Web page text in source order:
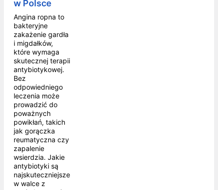
w Polsce
Angina ropna to
bakteryjne
zakażenie gardła
i migdałków,
które wymaga
skutecznej terapii
antybiotykowej.
Bez
odpowiedniego
leczenia może
prowadzić do
poważnych
powikłań, takich
jak gorączka
reumatyczna czy
zapalenie
wsierdzia. Jakie
antybiotyki są
najskuteczniejsze
w walce z